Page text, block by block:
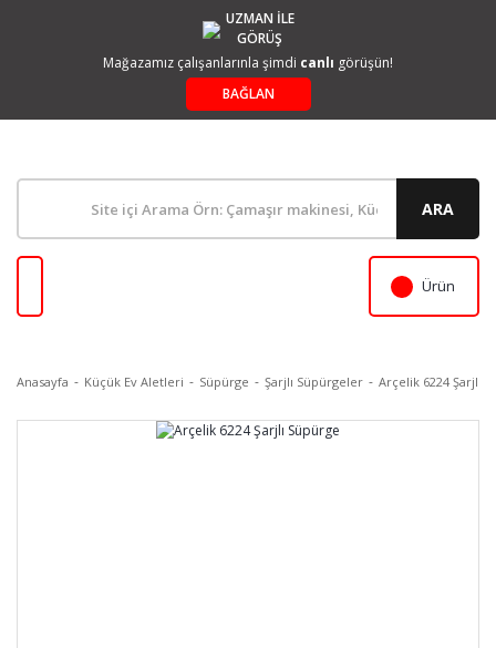
UZMAN İLE
GÖRÜŞ
Mağazamız çalışanlarınla şimdi canlı görüşün!
BAĞLAN
ARA
Ürün
Anasayfa Küçük Ev Aletleri Süpürge Şarjlı Süpürgeler Arçelik 6224 Şarjlı